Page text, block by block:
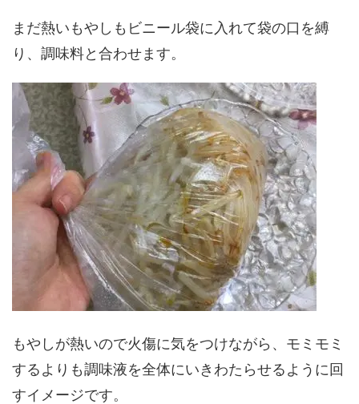
まだ熱いもやしもビニール袋に入れて袋の口を縛
り、調味料と合わせます。
もやしが熱いので火傷に気をつけながら、モミモミ
するよりも調味液を全体にいきわたらせるように回
すイメージです。